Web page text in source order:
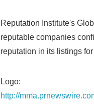
Reputation Institute's
reputable companies
reputation in its listings
Logo:
http://